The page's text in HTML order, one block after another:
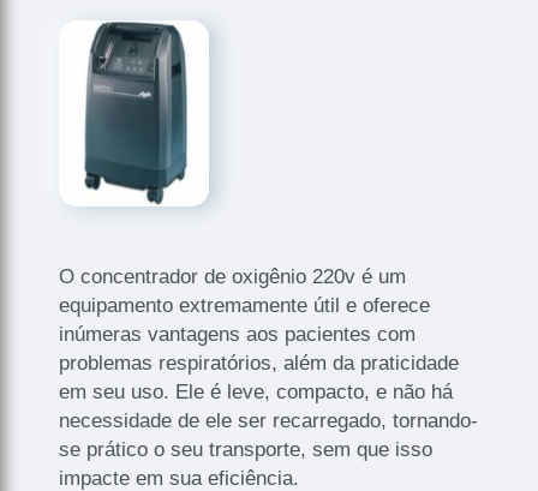
O concentrador de oxigênio 220v é um
equipamento extremamente útil e oferece
inúmeras vantagens aos pacientes com
problemas respiratórios, além da praticidade
em seu uso. Ele é leve, compacto, e não há
necessidade de ele ser recarregado, tornando-
se prático o seu transporte, sem que isso
impacte em sua eficiência.